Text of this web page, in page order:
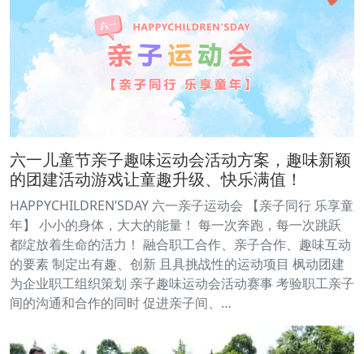
六一儿童节亲子趣味运动会活动方案，趣味新颖
的团建活动游戏让童趣升级、快乐满值！
HAPPYCHILDREN’SDAY 六一亲子运动会 【亲子同行 乐享童
年】 小小的身体，大大的能量！ 每一次奔跑，每一次跳跃
都绽放着生命的活力！ 融合职工合作、亲子合作、趣味互动
的要素 制定出有趣、创新 且具挑战性的运动项目 枫动团建
为企业职工组织策划 亲子趣味运动会活动赛事 考验职工亲子
间的沟通和合作的同时 促进亲子间、…